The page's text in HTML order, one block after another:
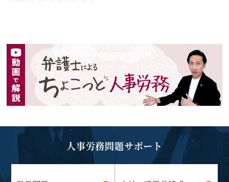
人事労務問題サポート